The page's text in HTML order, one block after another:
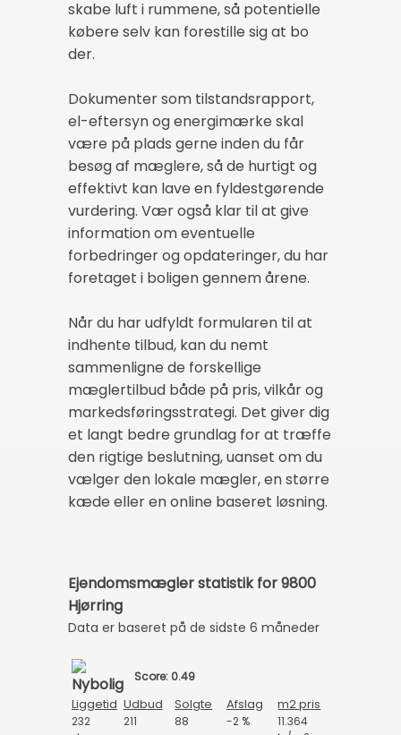
skabe luft i rummene, så potentielle
købere selv kan forestille sig at bo
der.
Dokumenter som tilstandsrapport,
el-eftersyn og energimærke skal
være på plads gerne inden du får
besøg af mæglere, så de hurtigt og
effektivt kan lave en fyldestgørende
vurdering. Vær også klar til at give
information om eventuelle
forbedringer og opdateringer, du har
foretaget i boligen gennem årene.
Når du har udfyldt formularen til at
indhente tilbud, kan du nemt
sammenligne de forskellige
mæglertilbud både på pris, vilkår og
markedsføringsstrategi. Det giver dig
et langt bedre grundlag for at træffe
den rigtige beslutning, uanset om du
vælger den lokale mægler, en større
kæde eller en online baseret løsning.
Ejendomsmægler statistik for 9800
Hjørring
Data er baseret på de sidste 6 måneder
Score: 0.49
Liggetid Udbud Solgte Afslag m2 pris
232
211 88 -2 %
11.364